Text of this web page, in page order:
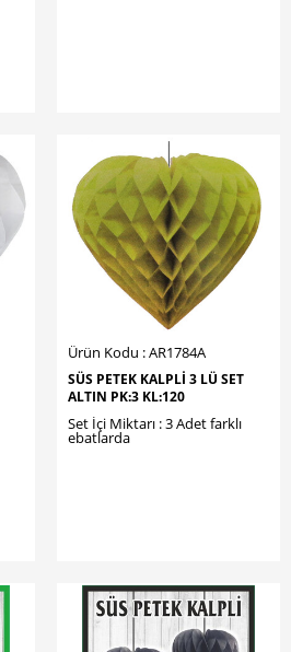
Ürün Kodu : AR1784A
SÜS PETEK KALPLİ 3 LÜ SET
ALTIN PK:3 KL:120
Set İçi Miktarı : 3 Adet farklı
ebatlarda